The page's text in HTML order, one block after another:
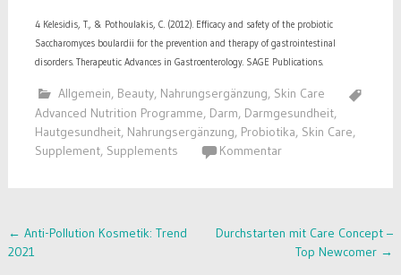
4 Kelesidis, T., & Pothoulakis, C. (2012). Efficacy and safety of the probiotic
Saccharomyces boulardii for the prevention and therapy of gastrointestinal
disorders. Therapeutic Advances in Gastroenterology. SAGE Publications.
Allgemein, Beauty, Nahrungsergänzung, Skin Care
Advanced Nutrition Programme, Darm, Darmgesundheit,
Hautgesundheit, Nahrungsergänzung, Probiotika, Skin Care,
Supplement, Supplements Kommentar
Post
← Anti-Pollution Kosmetik: Trend
2021
Durchstarten mit Care Concept –
Top Newcomer →